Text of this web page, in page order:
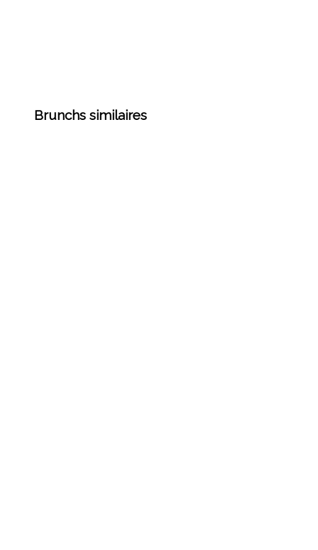
Brunchs similaires